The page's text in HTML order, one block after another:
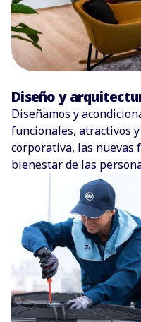
Diseño y
Diseñamos y
funcionales, atractivos
corporativa, las nuevas
bienestar de las